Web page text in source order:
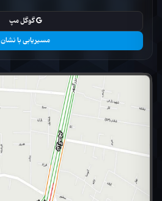
گوگل مپ
مسیریابی با نشان